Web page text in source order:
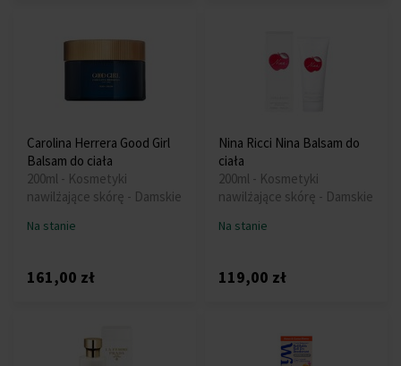
Carolina Herrera Good Girl
Balsam do ciała
200ml - Kosmetyki
nawilżające skórę - Damskie
Na stanie
161,00 zł
Nina Ricci Nina Balsam do
ciała
200ml - Kosmetyki
nawilżające skórę - Damskie
Na stanie
119,00 zł